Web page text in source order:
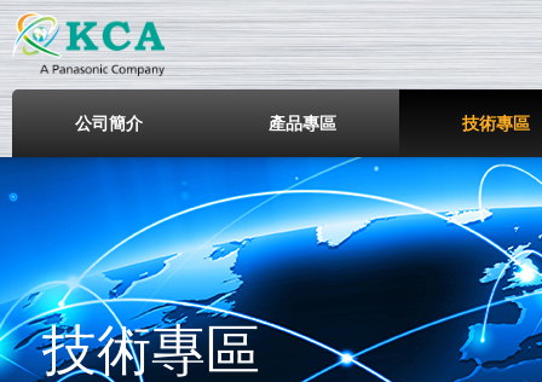
鎧鋒企業股份有限公司
公司簡介 產品專區 技術專區
技術專區